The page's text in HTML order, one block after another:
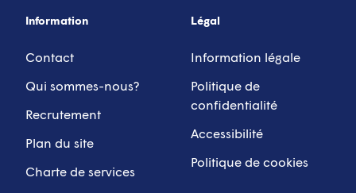
Information
Contact
Qui sommes-nous?
Recrutement
Plan du site
Charte de services
Légal
Information légale
Politique de
confidentialité
Accessibilité
Politique de cookies